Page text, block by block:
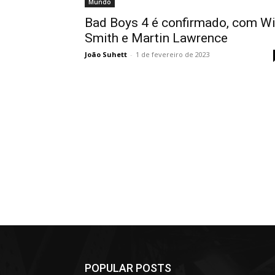
Bad Boys 4 é confirmado, com
Smith e Martin Lawrence
João Suhett - 1 de fevereiro de 2023
POPULAR POSTS